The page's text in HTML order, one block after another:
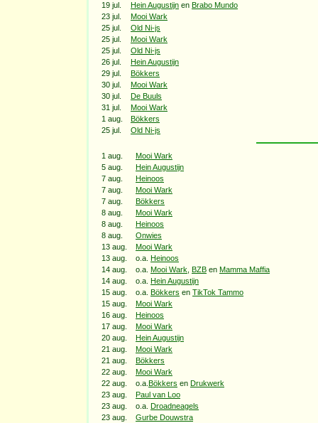
19 jul.
Hein Augustijn en Brabo Mundo
23 jul.
Mooi Wark
25 jul.
Old Ni-js
25 jul.
Mooi Wark
25 jul.
Old Ni-js
26 jul.
Hein Augustijn
29 jul.
Bökkers
30 jul.
Mooi Wark
30 jul.
De Buuls
31 jul.
Mooi Wark
1 aug.
Bökkers
25 jul.
Old Ni-js
1 aug.
Mooi Wark
5 aug.
Hein Augustijn
7 aug.
Heinoos
7 aug.
Mooi Wark
7 aug.
Bökkers
8 aug.
Mooi Wark
8 aug.
Heinoos
8 aug.
Onwies
13 aug.
Mooi Wark
13 aug.
o.a.
Heinoos
14 aug.
o.a. Mooi Wark BZB en Mamma Maffia
14 aug.
o.a.
Hein Augustijn
15 aug.
o.a. Bökkers en TikTok Tammo
15 aug.
Mooi Wark
16 aug.
Heinoos
17 aug.
Mooi Wark
20 aug.
Hein Augustijn
21 aug.
Mooi Wark
21 aug.
Bökkers
22 aug.
Mooi Wark
22 aug.
o.a. Bökkers en Drukwerk
23 aug.
Paul van Loo
23 aug.
o.a.
Droadneagels
23 aug.
Gurbe Douwstra